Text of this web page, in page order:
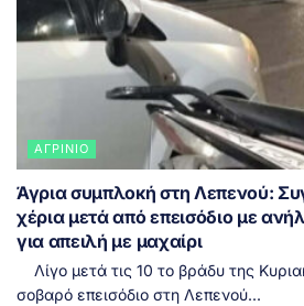
ΑΓΡΊΝΙΟ
Άγρια συμπλοκή στη Λεπενού:
χέρια μετά από επεισόδιο με
για απειλή με μαχαίρι
Λίγο μετά τις 10 το βράδυ της
σοβαρό επεισόδιο στη Λεπενού...